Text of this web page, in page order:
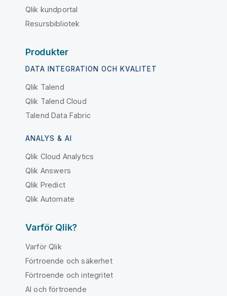
Qlik kundportal
Resursbibliotek
Produkter
DATA INTEGRATION OCH KVALITET
Qlik Talend
Qlik Talend Cloud
Talend Data Fabric
ANALYS & AI
Qlik Cloud Analytics
Qlik Answers
Qlik Predict
Qlik Automate
Varför Qlik?
Varför Qlik
Förtroende och säkerhet
Förtroende och integritet
AI och förtroende